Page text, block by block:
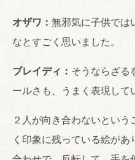
オザワ： 無邪気に子供では
なとすごく思いました。
ブレイディ： そうならざる
ールさも、うまく表現して
２人が向き合わないとい
く印象に残っている絵が